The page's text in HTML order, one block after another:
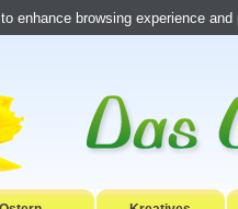
enhance browsing experience